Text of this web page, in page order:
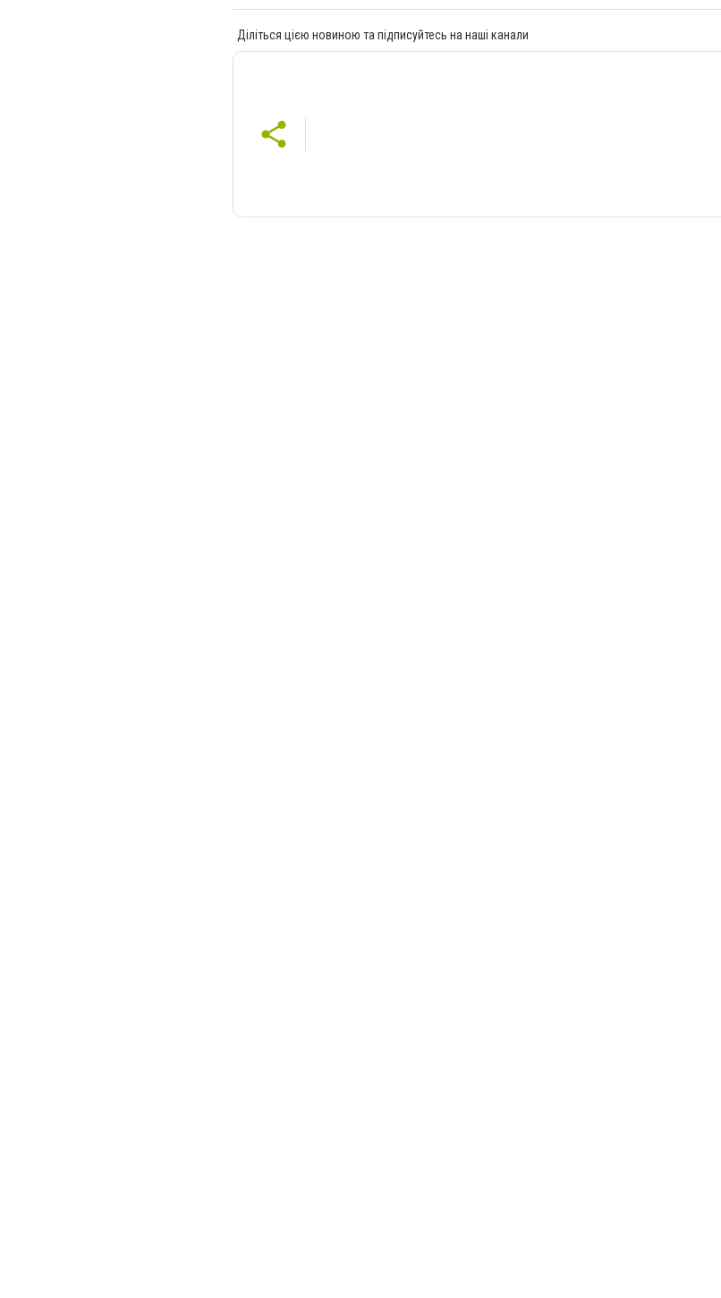
Діліться цією новиною та підписуйтесь на наші канали